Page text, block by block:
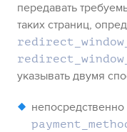
передавать
таких страниц,
указывать двумя
непосредственно